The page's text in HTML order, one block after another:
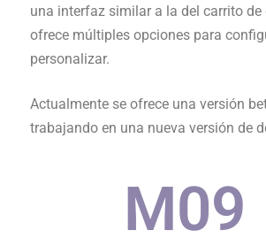
una interfaz similar a la del carrito de
ofrece múltiples opciones para
personalizar.
Actualmente se ofrece una versión
trabajando en una nueva versión de
M09